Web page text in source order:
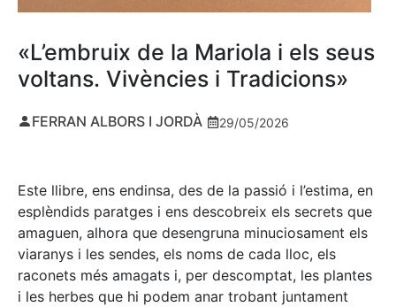
«L’embruix de la Mariola i els seus
voltans. Vivències i Tradicions»
FERRAN ALBORS I JORDÀ 29/05/2026
Este llibre, ens endinsa, des de la passió i l’estima, en
esplèndids paratges i ens descobreix els secrets que
amaguen, alhora que desengruna minuciosament els
viaranys i les sendes, els noms de cada lloc, els
raconets més amagats i, per descomptat, les plantes
i les herbes que hi podem anar trobant juntament